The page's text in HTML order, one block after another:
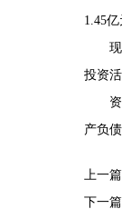
1.45
投资
产负
上一篇
下一篇